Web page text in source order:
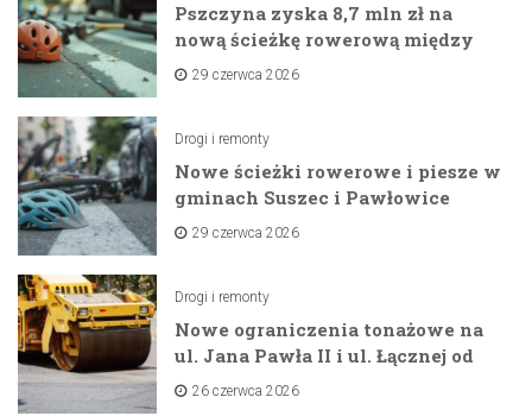
Pszczyna zyska 8,7 mln zł na
nową ścieżkę rowerową między
zaporami
29 czerwca 2026
Drogi i remonty
Nowe ścieżki rowerowe i piesze w
gminach Suszec i Pawłowice
dzięki unijnemu wsparciu
29 czerwca 2026
Drogi i remonty
Nowe ograniczenia tonażowe na
ul. Jana Pawła II i ul. Łącznej od
lipca 2026 roku
26 czerwca 2026